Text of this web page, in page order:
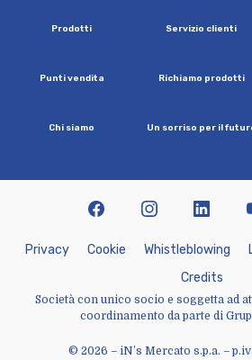
Prodotti Servizio clienti
Puntivendita Richiamo prodotti
Chi siamo Un sorriso per ilfutur
© 2026 – iN’s Mercato s.p.a. –
Privacy Cookie Whist eb owing
Credits
Società con unico socio e soggetta ad
coordinamento da parte di
facebookinstagram